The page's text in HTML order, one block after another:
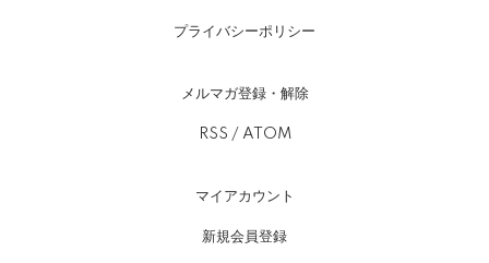
プライバシーポリシー
メルマガ登録・解除
RSS / ATOM
マイアカウント
新規会員登録